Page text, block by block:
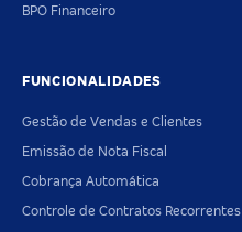
BPO Financeiro
FUNCIONALIDADES
Gestão de Vendas e Clientes
Emissão de Nota Fiscal
Cobrança Automática
Controle de Contratos Recorrentes